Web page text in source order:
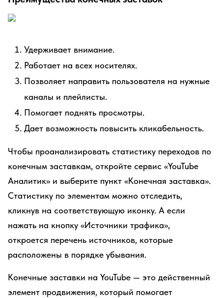
Удерживает внимание.
Работает на всех носителях.
Позволяет направить пользователя на нужные
каналы и плейлисты.
Помогает поднять просмотры.
Дает возможность повысить кликабельность.
Чтобы проанализировать статистику переходов по
конечным заставкам, откройте сервис «YouTube
Аналитик» и выберите пункт «Конечная заставка».
Статистику по элементам можно отследить,
кликнув на соответствующую иконку. А если
нажать на кнопку «Источники трафика»,
откроется перечень источников, которые
расположены в порядке убывания.
Конечные заставки на YouTube — это действенный
элемент продвижения, который помогает